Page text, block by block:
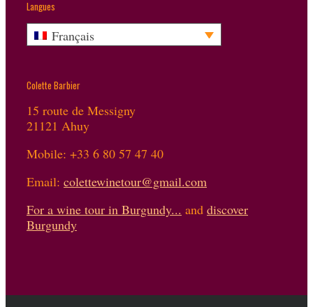
Langues
Français
Colette Barbier
15 route de Messigny
21121 Ahuy
Mobile: +33 6 80 57 47 40
Email: colettewinetour@gmail.com
For a wine tour in Burgundy... and discover
Burgundy